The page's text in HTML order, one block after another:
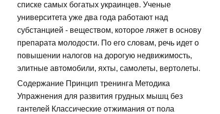
списке самых богатых украинцев. Ученые
университета уже два года работают над
субстанцией - веществом, которое ляжет в основу
препарата молодости. По его словам, речь идет о
повышении налогов на дорогую недвижимость,
элитные автомобили, яхты, самолеты, вертолеты.
Содержание Принцип тренинга Методика
Упражнения для развития грудных мышц без
гантелей Классические отжимания от пола